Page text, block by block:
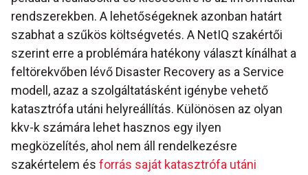
rendszerekben. A lehetőségeknek azonban határt
szabhat a szűkös költségvetés. A NetIQ szakértői
szerint erre a problémára hatékony választ kínálhat a
feltörekvőben lévő Disaster Recovery as a Service
modell, azaz a szolgáltatásként igénybe vehető
katasztrófa utáni helyreállítás. Különösen az olyan
kkv-k számára lehet hasznos egy ilyen
megközelítés, ahol nem áll rendelkezésre
szakértelem és forrás saját katasztrófa utáni